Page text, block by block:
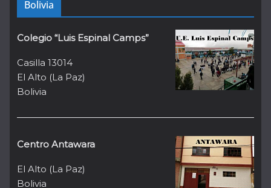
Bolivia
Colegio “Luis Espinal Camps”
Casilla 13014
El Alto (La Paz)
Bolivia
Centro Antawara
El Alto (La Paz)
Bolivia